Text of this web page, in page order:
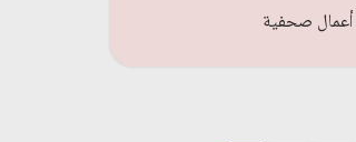
أعمال صحفية